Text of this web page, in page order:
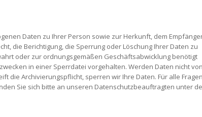
Daten zu Ihrer Person sowie zur Herkunft, dem
die Berichtigung, die Sperrung oder Löschung Ihrer Daten zu
oder zur ordnungsgemäßen Geschäftsabwicklung benötigt
in einer Sperrdatei vorgehalten. Werden Daten nicht von
die Archivierungspflicht, sperren wir Ihre Daten. Für alle Fragen
Sie sich bitte an unseren Datenschutzbeauftragten unter